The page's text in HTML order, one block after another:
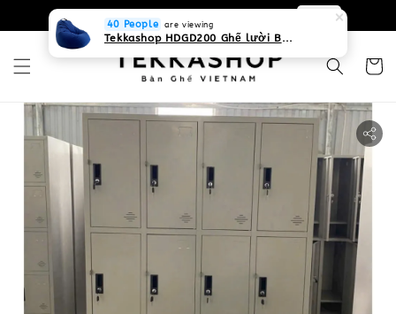
0931268840 Liên hệ với chúng tôi
40 People are viewing
Tekkashop HDGD200 Ghế lười Beanbag form truyền thống, chất liệu Olefin canvas kháng nước, màu xanh biển, có thể sử dụng trong nhà và cả ngoài trời, có quai xách